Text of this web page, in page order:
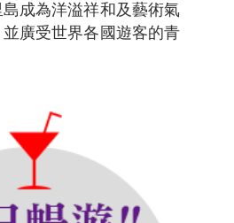
成為洋溢祥和及藝術氣
廣受世界各國遊客的青